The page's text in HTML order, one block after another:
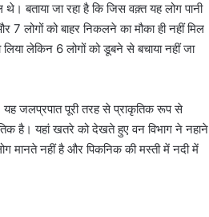
बताया जा रहा है कि जिस वक़्त यह लोग पानी
को बाहर निकलने का मौका ही नहीं मिल
लेकिन 6 लोगों को डूबने से बचाया नहीं जा
जलप्रपात पूरी तरह से प्राकृतिक रूप से
है। यहां खतरे को देखते हुए वन विभाग ने नहाने
मानते नहीं है और पिकनिक की मस्ती में नदी में